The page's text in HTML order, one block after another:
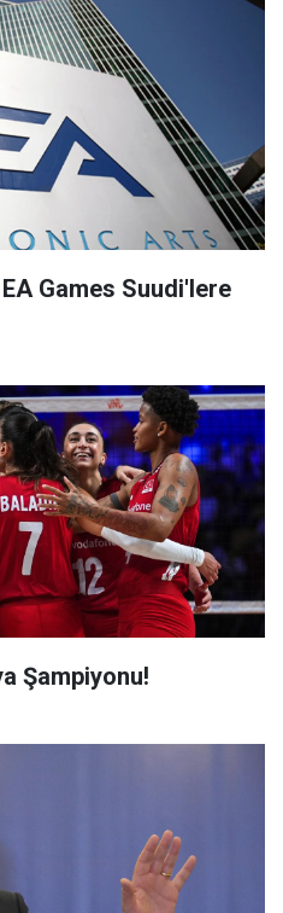
EA Games Suudi'lere
Şampiyonu!